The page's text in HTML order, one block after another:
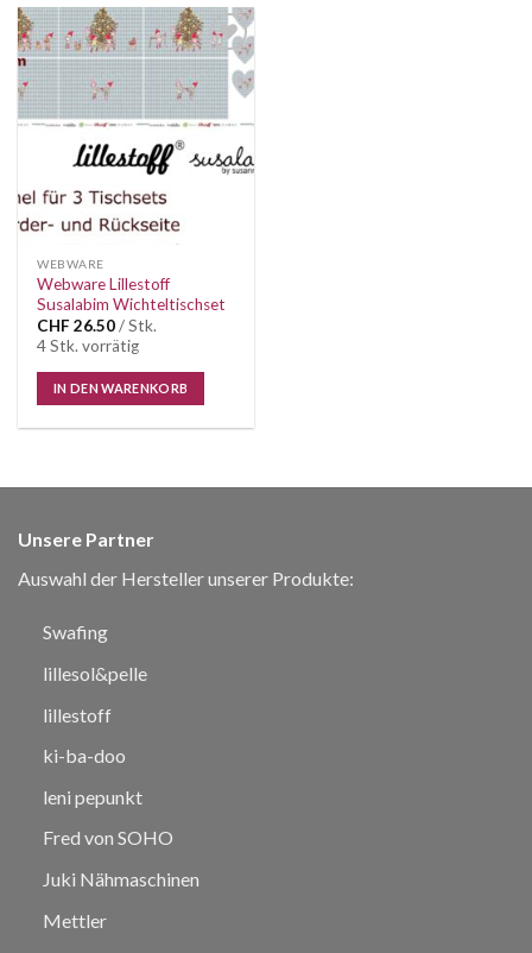
Wunschliste
WEBWARE
Webware Lillestoff
Susalabim Wichteltischset
CHF 26.50/ Stk.
4 Stk. vorrätig
IN DEN WARENKORB
Unsere Partner
Auswahl der Hersteller unserer Produkte:
Swafing
lillesol&pelle
lillestoff
ki-ba-doo
leni pepunkt
Fred von SOHO
Juki Nähmaschinen
Mettler